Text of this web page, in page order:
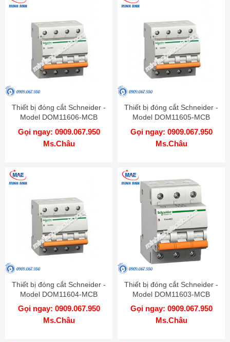
Thiết bị đóng cắt Schneider -
Model DOM11606-MCB
Gọi ngay: 0909.067.950
Ms.Châu
Thiết bị đóng cắt Schneider -
Model DOM11605-MCB
Gọi ngay: 0909.067.950
Ms.Châu
Thiết bị đóng cắt Schneider -
Model DOM11604-MCB
Gọi ngay: 0909.067.950
Ms.Châu
Thiết bị đóng cắt Schneider -
Model DOM11603-MCB
Gọi ngay: 0909.067.950
Ms.Châu